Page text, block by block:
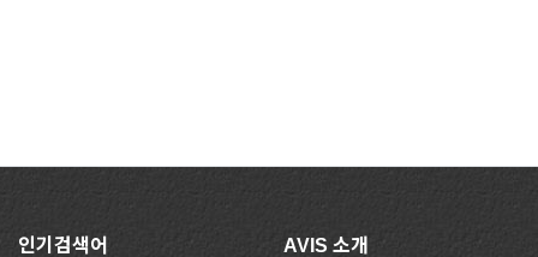
인기검색어 AVIS 소개